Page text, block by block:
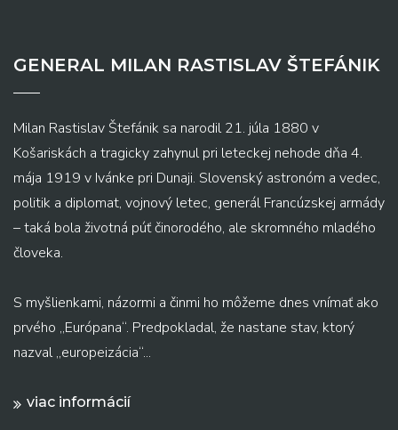
GENERAL MILAN RASTISLAV ŠTEFÁNIK
Milan Rastislav Štefánik sa narodil 21. júla 1880 v
Košariskách a tragicky zahynul pri leteckej nehode dňa 4.
mája 1919 v Ivánke pri Dunaji. Slovenský astronóm a vedec,
politik a diplomat, vojnový letec, generál Francúzskej armády
– taká bola životná púť činorodého, ale skromného mladého
človeka.
S myšlienkami, názormi a činmi ho môžeme dnes vnímať ako
prvého „Európana“. Predpokladal, že nastane stav, ktorý
nazval „europeizácia“...
viac informácií